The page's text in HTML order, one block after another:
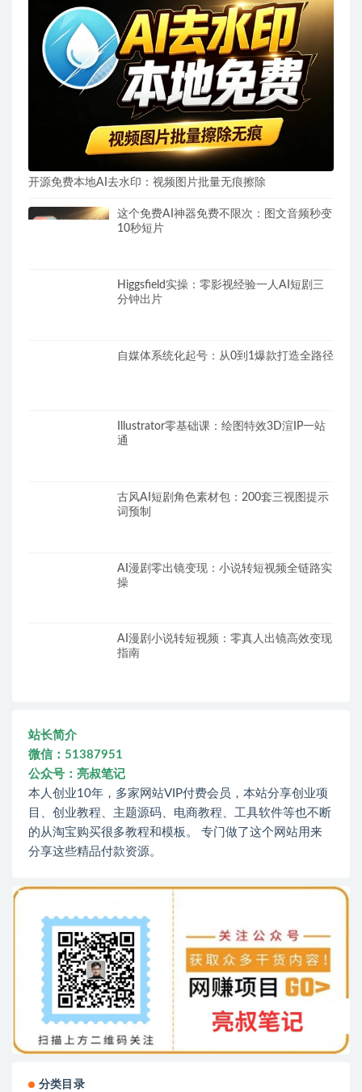
开源免费本地AI去水印：视频图片批量无痕擦除
这个免费AI神器免费不限次：图文音频秒变
10秒短片
Higgsfield实操：零影视经验一人AI短剧三
分钟出片
自媒体系统化起号：从0到1爆款打造全路径
Illustrator零基础课：绘图特效3D渲IP一站
通
古风AI短剧角色素材包：200套三视图提示
词预制
AI漫剧零出镜变现：小说转短视频全链路实
操
AI漫剧小说转短视频：零真人出镜高效变现
指南
站长简介
微信：51387951
公众号：亮叔笔记
本人创业10年，多家网站VIP付费会员，本站分享创业项
目、创业教程、主题源码、电商教程、工具软件等也不断
的从淘宝购买很多教程和模板。 专门做了这个网站用来
分享这些精品付款资源。
分类目录